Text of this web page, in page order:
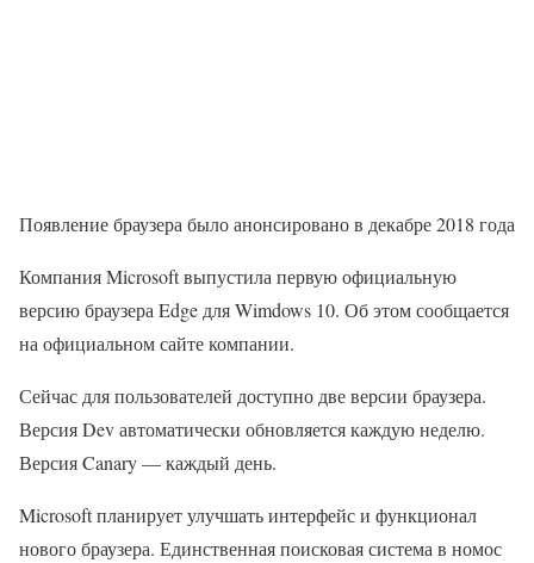
Появление браузера было анонсировано в декабре 2018 года
Компания Microsoft выпустила первую официальную
версию браузера Edge для Wimdows 10. Об этом сообщается
на официальном сайте компании.
Сейчас для пользователей доступно две версии браузера.
Версия Dev автоматически обновляется каждую неделю.
Версия Canary — каждый день.
Microsoft планирует улучшать интерфейс и функционал
нового браузера. Единственная поисковая система в номос